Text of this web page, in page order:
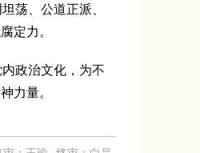
荡、公道正派、
定力。
政治文化，为不
力量。